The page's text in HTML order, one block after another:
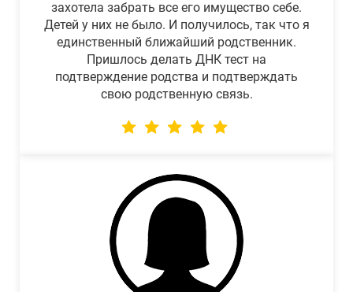
захотела забрать все его имущество себе.
Детей у них не было. И получилось, так что я
единственный ближайший родственник.
Пришлось делать ДНК тест на
подтверждение родства и подтверждать
свою родственную связь.